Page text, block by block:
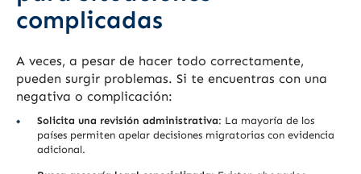
complicadas
A veces, a pesar de hacer todo correctamente,
pueden surgir problemas. Si te encuentras con una
negativa o complicación:
Solicita una revisión administrativa: La mayoría de los
países permiten apelar decisiones migratorias con evidencia
adicional.